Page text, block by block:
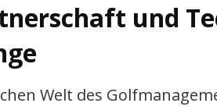
und
Welt des